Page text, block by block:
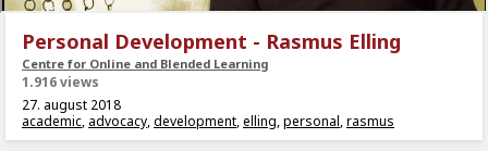
Personal Development - Rasmus Elling
Centre for Online and Blended Learning
1.916 views
27. august 2018
academic, advocacy,development,elling,personal,rasmus